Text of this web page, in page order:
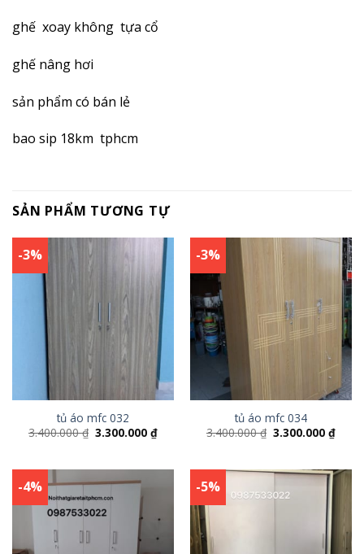
ghế xoay không tựa cổ
ghế nâng hơi
sản phẩm có bán lẻ
bao sip 18km tphcm
SẢN PHẨM TƯƠNG TỰ
-3%
tủ áo mfc 032
3.400.000₫ 3.300.000₫
-3%
tủ áo mfc 034
3.400.000₫ 3.300.000₫
-4% -5%